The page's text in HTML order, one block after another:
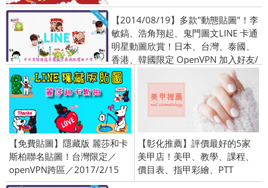
【2014/08/19】多款"動態貼圖"！李
敏鎬、浩角翔起、鬼門圖文LINE 卡通
明星動圖欣賞！日本、台灣、泰國、
香港、韓國限定 OpenVPN 加入好友/
綁定門號圖
【免費貼圖】隱藏版 麗莎和卡
斯柏聯名貼圖！台灣限定／
openVPN跨區／2017/2/15
【彰化推薦】評價最好的5家
美甲店！美甲、教學、課程、
價目表、指甲彩繪、PTT